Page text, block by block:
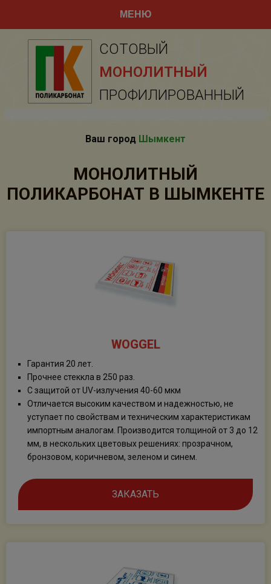
МЕНЮ
СОТОВЫЙ
МОНОЛИТНЫЙ
ПРОФИЛИРОВАННЫЙ
Ваш город Шымкент
МОНОЛИТНЫЙ
ПОЛИКАРБОНАТ В ШЫМКЕНТЕ
WOGGEL
Гарантия 20 лет.
Прочнее стеккла в 250 раз.
С защитой от UV-излучения 40-60 мкм
Отличается высоким качеством и надежностью, не
уступает по свойствам и техническим характеристикам
импортным аналогам. Производится толщиной от 3 до 12
мм, в нескольких цветовых решениях: прозрачном,
бронзовом, коричневом, зеленом и синем.
ЗАКАЗАТЬ